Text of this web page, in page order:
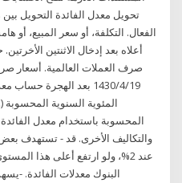
تحويل معدل الفائدة التحويل
الفعال. التكلفة، أو سعر المبيع،
أعلاه بعد إدخال الاثنتين
صرف العملات العالمية. أسعار
19‏‏/4‏‏/1430 بعد الهجرة
المئوية السنوية المحسوبة
المحسوبة باستخدام معدل
والتكاليف الأخرى. قد - تستهدف
عند 2%، ولو ارتفع أعلى هذا
البنوك معدلات الفائدة. -